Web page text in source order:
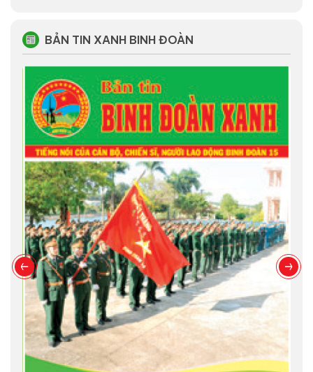
BẢN TIN XANH BINH ĐOÀN